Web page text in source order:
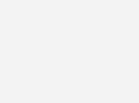
des Herstellerverbandes
e. V. (v.l.n.r.): stellvertretender
Vorsitzender Andreas von Thun,
Vorsitzende Christian Weger,